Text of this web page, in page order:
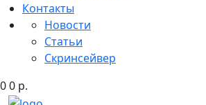
Контакты
Новости
Статьи
Скринсейвер
00 р.